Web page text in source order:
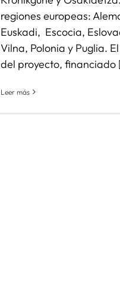
regiones europeas:
Euskadi, Escocia,
Vilna, Polonia y Puglia.
del proyecto, financiado
Leer más